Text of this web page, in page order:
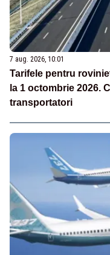
7 aug. 2026, 10:01
Tarifele pentru
la 1 octombrie 2026.
transportatori